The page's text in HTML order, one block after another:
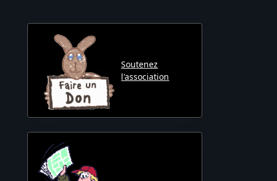
Soutenez
l'association